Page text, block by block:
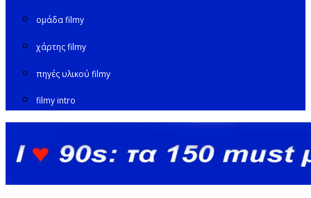
ομάδα filmy
χάρτης filmy
πηγές υλικού filmy
filmy intro